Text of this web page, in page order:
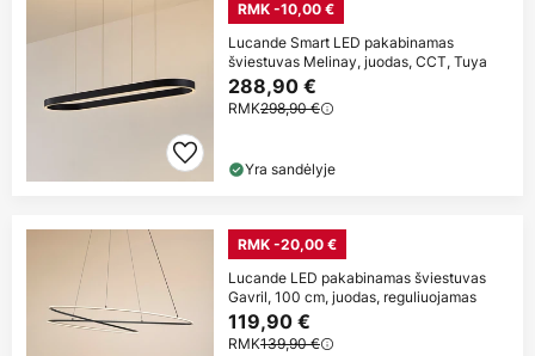
RMK -10,00 €
Lucande Smart LED pakabinamas
šviestuvas Melinay, juodas, CCT, Tuya
288,90 €
RMK298,90 €
Yra sandėlyje
RMK -20,00 €
Lucande LED pakabinamas šviestuvas
Gavril, 100 cm, juodas, reguliuojamas
119,90 €
RMK139,90 €